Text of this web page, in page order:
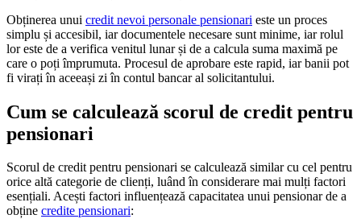
Obținerea unui credit nevoi personale pensionari este un proces
simplu și accesibil, iar documentele necesare sunt minime, iar rolul
lor este de a verifica venitul lunar și de a calcula suma maximă pe
care o poți împrumuta. Procesul de aprobare este rapid, iar banii pot
fi virați în aceeași zi în contul bancar al solicitantului.
Cum se calculează scorul de credit pentru
pensionari
Scorul de credit pentru pensionari se calculează similar cu cel pentru
orice altă categorie de clienți, luând în considerare mai mulți factori
esențiali. Acești factori influențează capacitatea unui pensionar de a
obține credite pensionari: